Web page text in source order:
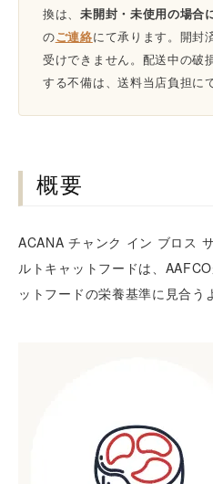
換は、未開封・未使用の場合
のご連絡にて承ります。開封
受けできません。配送中の破
する不備は、送料当店負担に
概要
ACANA チャンク イン ブロス
ルトキャットフードは、
ットフードの栄養基準に見合う